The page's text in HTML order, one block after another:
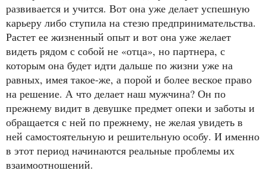
развивается и учится. Вот она уже делает успешную
карьеру либо ступила на стезю предпринимательства.
Растет ее жизненный опыт и вот она уже желает
видеть рядом с собой не «отца», но партнера, с
которым она будет идти дальше по жизни уже на
равных, имея такое-же, а порой и более веское право
на решение. А что делает наш мужчина? Он по
прежнему видит в девушке предмет опеки и заботы и
обращается с ней по прежнему, не желая увидеть в
ней самостоятельную и решительную особу. И именно
в этот период начинаются реальные проблемы их
взаимоотношений.